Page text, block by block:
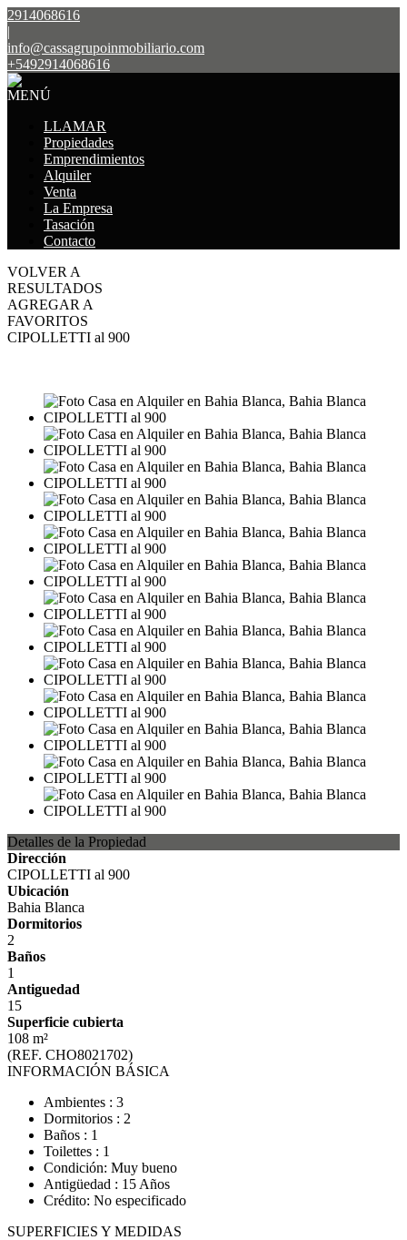
2914068616
|
info@cassagrupoinmobiliario.com
+5492914068616
MENÚ
LLAMAR
Propiedades
Emprendimientos
Alquiler
Venta
La Empresa
Tasación
Contacto
VOLVER A
RESULTADOS
AGREGAR A
FAVORITOS
CIPOLLETTI al 900
Detalles de la Propiedad
Dirección
CIPOLLETTI al 900
Ubicación
Bahia Blanca
Dormitorios
2
Baños
1
Antiguedad
15
Superficie cubierta
108 m²
(REF. CHO8021702)
INFORMACIÓN BÁSICA
Ambientes : 3
Dormitorios : 2
Baños : 1
Toilettes : 1
Condición: Muy bueno
Antigüedad : 15 Años
Crédito: No especificado
SUPERFICIES Y MEDIDAS